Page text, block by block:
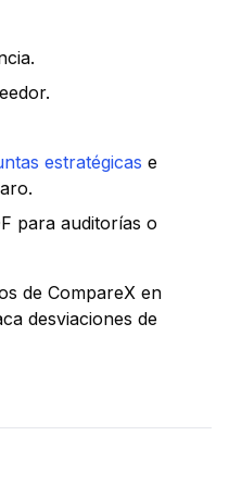
estratégicas e
para auditorías o
de CompareX en
desviaciones de